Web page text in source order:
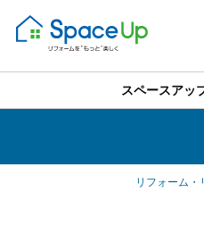
スペースアッ
リフォーム